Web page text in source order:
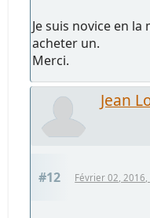
Je suis novice en
acheter un.
Merci.
Jean
#12 Février 02, 2016,